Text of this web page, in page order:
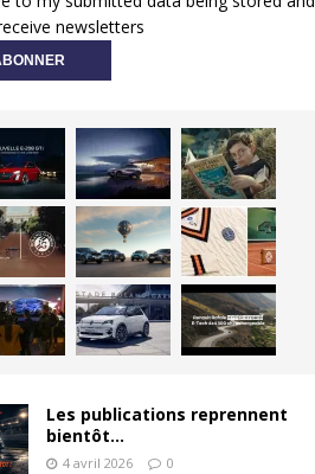
newsletters
Les publications reprennent
bientôt…
4 avril 2026 0